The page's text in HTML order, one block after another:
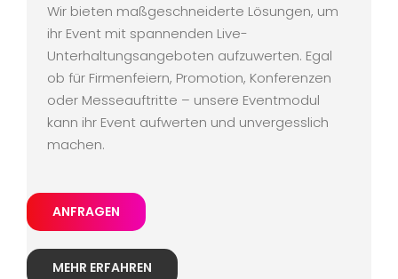
Wir bieten maßgeschneiderte Lösungen, um
ihr Event mit spannenden Live-
Unterhaltungsangeboten aufzuwerten. Egal
ob für Firmenfeiern, Promotion, Konferenzen
oder Messeauftritte – unsere Eventmodul
kann ihr Event aufwerten und unvergesslich
machen.
ANFRAGEN
MEHR ERFAHREN